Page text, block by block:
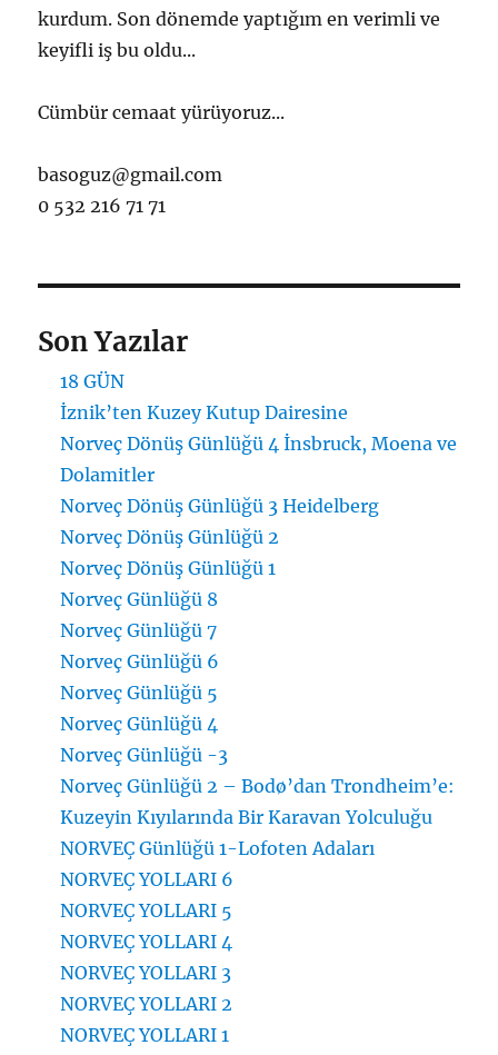
kurdum. Son dönemde yaptığım en verimli ve
keyifli iş bu oldu...
Cümbür cemaat yürüyoruz...
basoguz@gmail.com
0 532 216 71 71
Son Yazılar
18 GÜN
İznik’ten Kuzey Kutup Dairesine
Norveç Dönüş Günlüğü 4 İnsbruck, Moena ve
Dolamitler
Norveç Dönüş Günlüğü 3 Heidelberg
Norveç Dönüş Günlüğü 2
Norveç Dönüş Günlüğü 1
Norveç Günlüğü 8
Norveç Günlüğü 7
Norveç Günlüğü 6
Norveç Günlüğü 5
Norveç Günlüğü 4
Norveç Günlüğü -3
Norveç Günlüğü 2 – Bodø’dan Trondheim’e:
Kuzeyin Kıyılarında Bir Karavan Yolculuğu
NORVEÇ Günlüğü 1-Lofoten Adaları
NORVEÇ YOLLARI 6
NORVEÇ YOLLARI 5
NORVEÇ YOLLARI 4
NORVEÇ YOLLARI 3
NORVEÇ YOLLARI 2
NORVEÇ YOLLARI 1